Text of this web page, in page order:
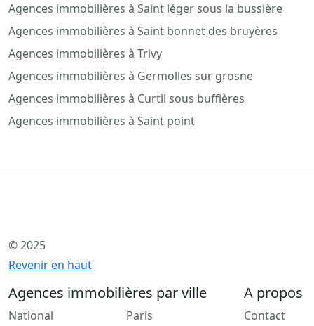
Agences immobilières à Saint léger sous la bussière
Agences immobilières à Saint bonnet des bruyères
Agences immobilières à Trivy
Agences immobilières à Germolles sur grosne
Agences immobilières à Curtil sous buffières
Agences immobilières à Saint point
© 2025
Revenir en haut
Agences immobilières par ville
National Paris
A propos
Contact